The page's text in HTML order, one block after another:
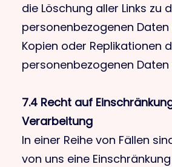
die Löschung aller Links zu
personenbezogenen
Kopien oder Replikationen
personenbezogenen
7.4 Recht auf
Verarbeitung
In einer Reihe von Fällen
von uns eine